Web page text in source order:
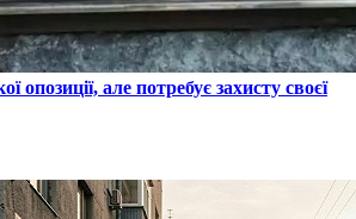
опозиції, але потребує захисту своєї